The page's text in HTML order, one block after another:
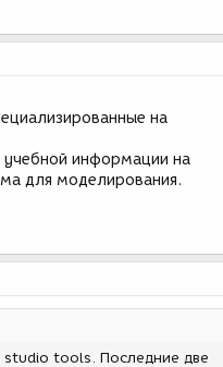
на
информации на
для моделирования.
studio tools. Последние две